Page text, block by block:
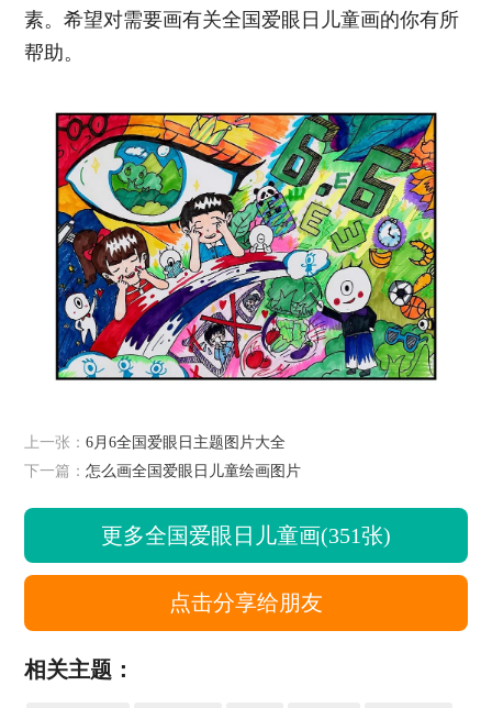
素。希望对需要画有关全国爱眼日儿童画的你有所
帮助。
上一张：6月6全国爱眼日主题图片大全
下一篇：怎么画全国爱眼日儿童绘画图片
更多全国爱眼日儿童画(351张)
点击分享给朋友
相关主题：